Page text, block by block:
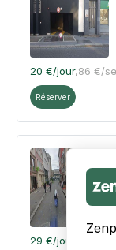
20 €/jour,86 €/
Réserver
29 €/jour